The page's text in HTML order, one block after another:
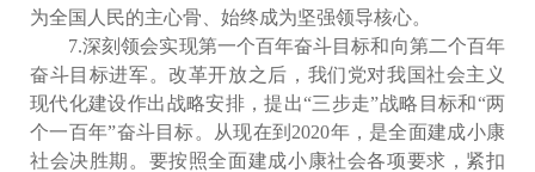
为全国人民的主心骨、始终成为坚强领导核心。
7.深刻领会实现第一个百年奋斗目标和向第二个百年
奋斗目标进军。改革开放之后，我们党对我国社会主义
现代化建设作出战略安排，提出“三步走”战略目标和“两
个一百年”奋斗目标。从现在到2020年，是全面建成小康
社会决胜期。要按照全面建成小康社会各项要求，紧扣